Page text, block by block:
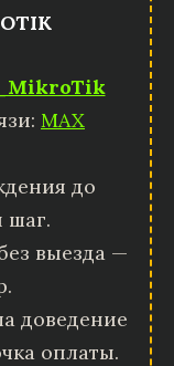
MAX
до
шаг.
выезда —
доведение
оплаты.